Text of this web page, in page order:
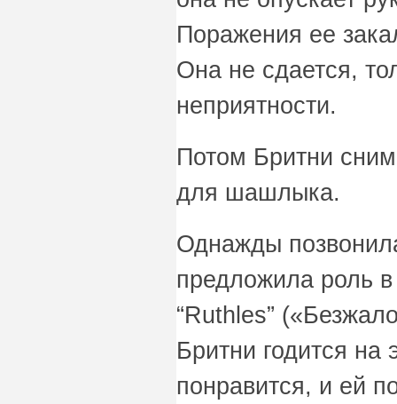
Поражения ее
Она не сдается,
неприятности.
Потом Бритни
для шашлыка.
Однажды
предложила роль
“Ruthles”
Бритни годится на
понравится, и ей